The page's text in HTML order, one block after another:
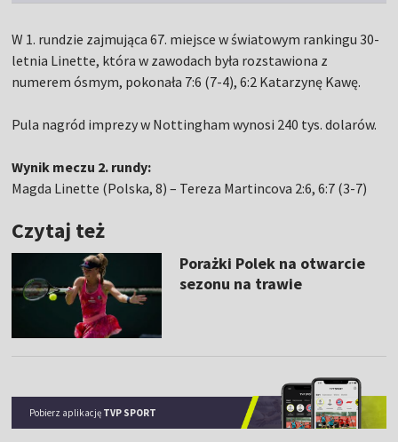
W 1. rundzie zajmująca 67. miejsce w światowym rankingu 30-
letnia Linette, która w zawodach była rozstawiona z
numerem ósmym, pokonała 7:6 (7-4), 6:2 Katarzynę Kawę.
Pula nagród imprezy w Nottingham wynosi 240 tys. dolarów.
Wynik meczu 2. rundy:
Magda Linette (Polska, 8) – Tereza Martincova 2:6, 6:7 (3-7)
Czytaj też
Porażki Polek na otwarcie
sezonu na trawie
Pobierz aplikację TVP SPORT